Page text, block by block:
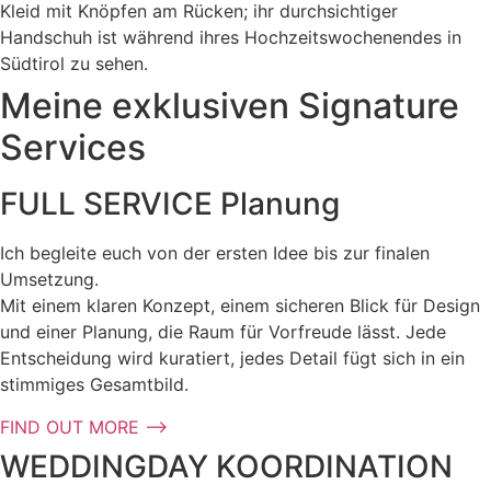
Meine exklusiven Signature
Services
FULL SERVICE Planung
Ich begleite euch von der ersten Idee bis zur finalen
Umsetzung.
Mit einem klaren Konzept, einem sicheren Blick für Design
und einer Planung, die Raum für Vorfreude lässt. Jede
Entscheidung wird kuratiert, jedes Detail fügt sich in ein
stimmiges Gesamtbild.
FIND OUT MORE ⟶
WEDDINGDAY KOORDINATION